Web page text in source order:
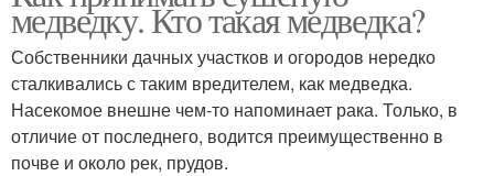
медведку. Кто такая медведка?
Собственники дачных участков и огородов нередко
сталкивались с таким вредителем, как медведка.
Насекомое внешне чем-то напоминает рака. Только, в
отличие от последнего, водится преимущественно в
почве и около рек, прудов.